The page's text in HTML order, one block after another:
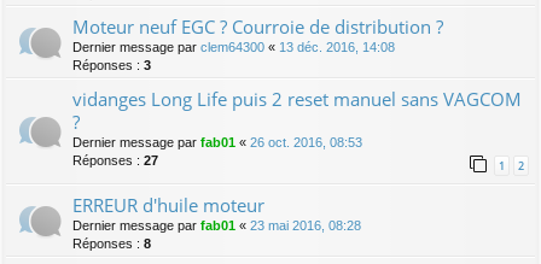
Moteur neuf EGC ? Courroie de distribution ?
Dernier message par clem64300 « 13 déc. 2016, 14:08
Réponses : 3
vidanges Long Life puis 2 reset manuel sans VAGCOM
?
Dernier message par fab01 « 26 oct. 2016, 08:53
Réponses : 27 1 2
ERREUR d'huile moteur
Dernier message par fab01 « 23 mai 2016, 08:28
Réponses : 8